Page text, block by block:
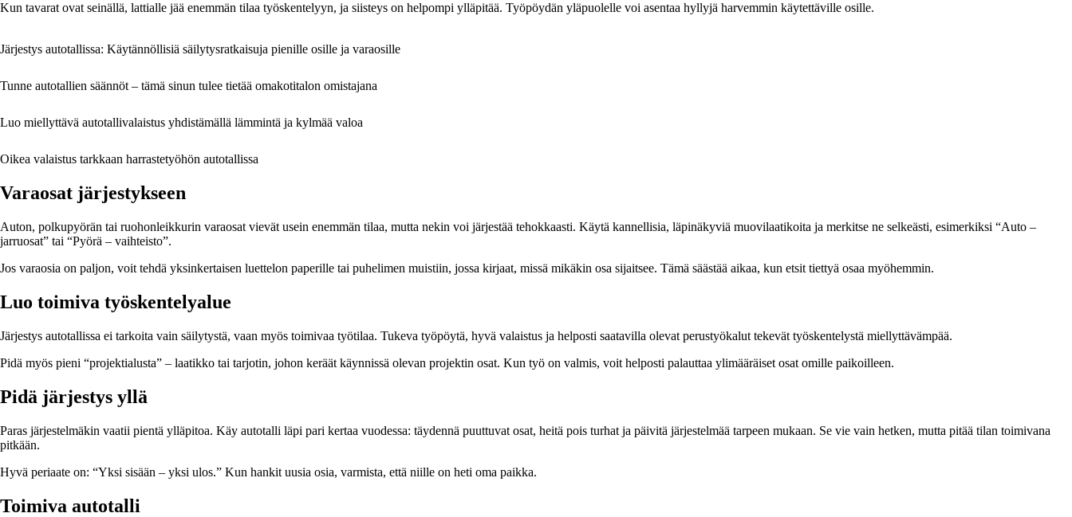
Kun tavarat ovat seinällä, lattialle jää enemmän tilaa työskentelyyn, ja siisteys on helpompi ylläpitää. Työpöydän yläpuolelle voi asentaa hyllyjä harvemmin käytettäville osille.
Järjestys autotallissa: Käytännöllisiä säilytysratkaisuja pienille osille ja varaosille
Tunne autotallien säännöt – tämä sinun tulee tietää omakotitalon omistajana
Luo miellyttävä autotallivalaistus yhdistämällä lämmintä ja kylmää valoa
Oikea valaistus tarkkaan harrastetyöhön autotallissa
Varaosat järjestykseen
Auton, polkupyörän tai ruohonleikkurin varaosat vievät usein enemmän tilaa, mutta nekin voi järjestää tehokkaasti. Käytä kannellisia, läpinäkyviä muovilaatikoita ja merkitse ne selkeästi, esimerkiksi “Auto –
jarruosat” tai “Pyörä – vaihteisto”.
Jos varaosia on paljon, voit tehdä yksinkertaisen luettelon paperille tai puhelimen muistiin, jossa kirjaat, missä mikäkin osa sijaitsee. Tämä säästää aikaa, kun etsit tiettyä osaa myöhemmin.
Luo toimiva työskentelyalue
Järjestys autotallissa ei tarkoita vain säilytystä, vaan myös toimivaa työtilaa. Tukeva työpöytä, hyvä valaistus ja helposti saatavilla olevat perustyökalut tekevät työskentelystä miellyttävämpää.
Pidä myös pieni “projektialusta” – laatikko tai tarjotin, johon keräät käynnissä olevan projektin osat. Kun työ on valmis, voit helposti palauttaa ylimääräiset osat omille paikoilleen.
Pidä järjestys yllä
Paras järjestelmäkin vaatii pientä ylläpitoa. Käy autotalli läpi pari kertaa vuodessa: täydennä puuttuvat osat, heitä pois turhat ja päivitä järjestelmää tarpeen mukaan. Se vie vain hetken, mutta pitää tilan toimivana
pitkään.
Hyvä periaate on: “Yksi sisään – yksi ulos.” Kun hankit uusia osia, varmista, että niille on heti oma paikka.
Toimiva autotalli